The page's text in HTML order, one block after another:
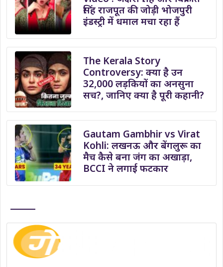
सिंह राजपूत की जोड़ी भोजपुरी
इंडस्ट्री में धमाल मचा रहा हैं
The Kerala Story
Controversy: क्या है उन
32,000 लड़कियों का अनसुना
सच?, जानिए क्या है पूरी कहानी?
Gautam Gambhir vs Virat
Kohli: लखनऊ और बेंगलुरू का
मैच कैसे बना जंग का अखाड़ा,
BCCI ने लगाई फटकार